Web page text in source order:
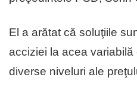
El a arătat că soluţiile
acciziei la acea variabilă
diverse niveluri ale